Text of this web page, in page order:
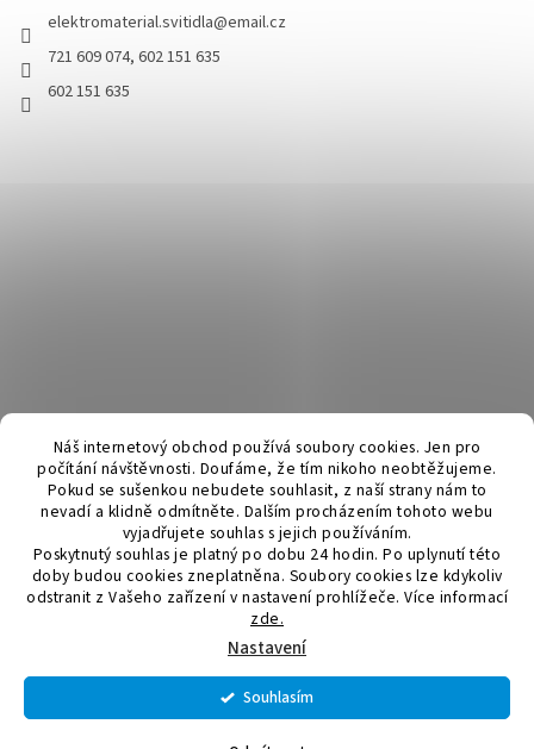
Náš internetový obchod používá soubory cookies. Jen pro
počítání návštěvnosti. Doufáme, že tím nikoho neobtěžujeme.
Pokud se sušenkou nebudete souhlasit, z naší strany nám to
nevadí a klidně odmítněte. Dalším procházením tohoto webu
vyjadřujete souhlas s jejich používáním.
Poskytnutý souhlas je platný po dobu 24 hodin. Po uplynutí této
doby budou cookies zneplatněna. Soubory cookies lze kdykoliv
odstranit z Vašeho zařízení v nastavení prohlížeče. Více informací
zde.
Nastavení
Souhlasím
elektromaterial.svitidla@email.cz
721 609 074, 602 151 635
602 151 635
Vytvořil Shoptet
Copyright 2026Elektromateriál a svítidla. Všechna práva
Upravit nastavení cookies